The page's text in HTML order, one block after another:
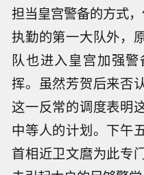
担当皇宫警备的方式
执勤的第一大队外，
队也进入皇宫加强
挥。虽然芳贺后来否
这一反常的调度表明
中等人的计划。下午
首相近卫文麿为此专